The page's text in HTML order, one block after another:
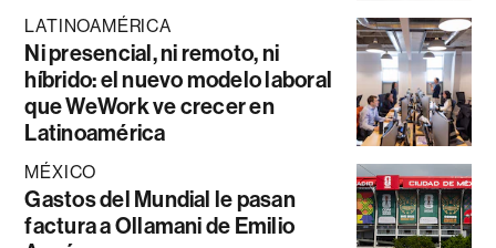
LATINOAMÉRICA
Ni presencial, ni remoto, ni
híbrido: el nuevo modelo laboral
que WeWork ve crecer en
Latinoamérica
MÉXICO
Gastos del Mundial le pasan
factura a Ollamani de Emilio